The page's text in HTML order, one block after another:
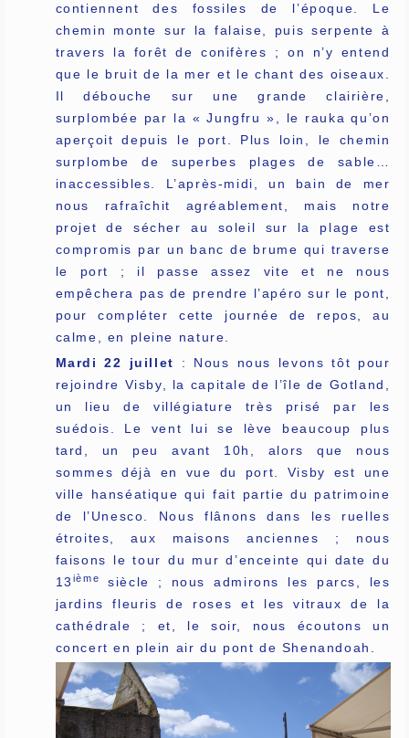
contiennent des fossiles de l’époque. Le
chemin monte sur la falaise, puis serpente à
travers la forêt de conifères ; on n’y entend
que le bruit de la mer et le chant des oiseaux.
Il débouche sur une grande clairière,
surplombée par la « Jungfru », le rauka qu’on
aperçoit depuis le port. Plus loin, le chemin
surplombe de superbes plages de sable…
inaccessibles. L’après-midi, un bain de mer
nous rafraîchit agréablement, mais notre
projet de sécher au soleil sur la plage est
compromis par un banc de brume qui traverse
le port ; il passe assez vite et ne nous
empêchera pas de prendre l’apéro sur le pont,
pour compléter cette journée de repos, au
calme, en pleine nature.
Mardi 22 juillet
: Nous nous levons tôt pour
rejoindre Visby, la capitale de l’île de Gotland,
un lieu de villégiature très prisé par les
suédois. Le vent lui se lève beaucoup plus
tard, un peu avant 10h, alors que nous
sommes déjà en vue du port. Visby est une
ville hanséatique qui fait partie du patrimoine
de l’Unesco. Nous flânons dans les ruelles
étroites, aux maisons anciennes ; nous
faisons le tour du mur d’enceinte qui date du
13 ième
siècle ; nous admirons les parcs, les
jardins fleuris de roses et les vitraux de la
cathédrale ; et, le soir, nous écoutons un
concert en plein air du pont de Shenandoah.